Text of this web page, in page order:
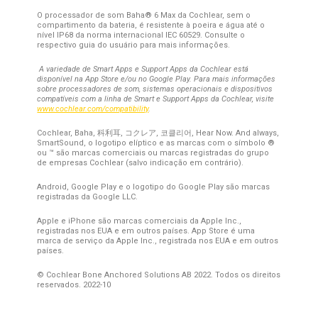
O processador de som Baha® 6 Max da Cochlear, sem o
compartimento da bateria, é resistente à poeira e água até o
nível IP68 da norma internacional IEC 60529. Consulte o
respectivo guia do usuário para mais informações.
A variedade de Smart Apps e Support Apps da Cochlear está
disponível na App Store e/ou no Google Play. Para mais informações
sobre processadores de som, sistemas operacionais e dispositivos
compatíveis com a linha de Smart e Support Apps da Cochlear, visite
www.cochlear.com/compatibility.
Cochlear, Baha,科利耳, コクレア, 코클리어 , Hear Now. And always,
SmartSound, o logotipo elíptico e as marcas com o símbolo ®
ou ™ são marcas comerciais ou marcas registradas do grupo
de empresas Cochlear (salvo indicação em contrário).
Android, Google Play e o logotipo do Google Play são marcas
registradas da Google LLC.
Apple e iPhone são marcas comerciais da Apple Inc.,
registradas nos EUA e em outros países. App Store é uma
marca de serviço da Apple Inc., registrada nos EUA e em outros
países.
© Cochlear Bone Anchored Solutions AB 2022. Todos os direitos
reservados. 2022-10